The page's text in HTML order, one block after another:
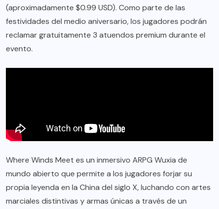
(aproximadamente $0.99 USD). Como parte de las
festividades del medio aniversario, los jugadores podrán
reclamar gratuitamente 3 atuendos premium durante el
evento.
Where Winds Meet es un inmersivo ARPG Wuxia de
mundo abierto que permite a los jugadores forjar su
propia leyenda en la China del siglo X, luchando con artes
marciales distintivas y armas únicas a través de un